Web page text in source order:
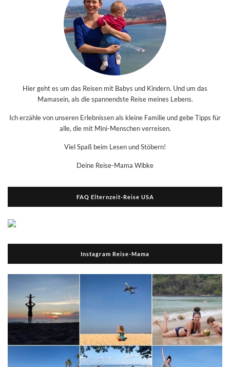
Hier geht es um das Reisen mit Babys und Kindern. Und um das
Mamasein, als die spannendste Reise meines Lebens.
Ich erzähle von unseren Erlebnissen als kleine Familie und gebe Tipps für
alle, die mit Mini-Menschen verreisen.
Viel Spaß beim Lesen und Stöbern!
Deine Reise-Mama Wibke
FAQ Elternzeit-Reise USA
Instagram Reise-Mama